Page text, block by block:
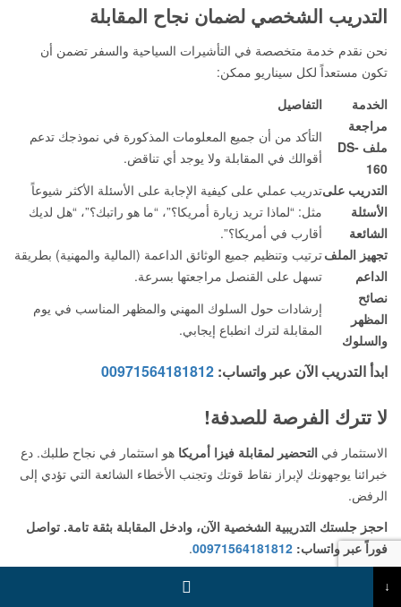
التدريب الشخصي لضمان نجاح المقابلة
نحن نقدم خدمة متخصصة في التأشيرات السياحية والسفر تضمن أن
تكون مستعداً لكل سيناريو ممكن:
الخدمة
التفاصيل
مراجعة
ملف DS-
160
التأكد من أن جميع المعلومات المذكورة في نموذجك تدعم
أقوالك في المقابلة ولا يوجد أي تناقض.
التدريب على
الأسئلة
الشائعة
تدريب عملي على كيفية الإجابة على الأسئلة الأكثر شيوعاً
مثل: “لماذا تريد زيارة أمريكا؟”، “ما هو راتبك؟”، “هل لديك
أقارب في أمريكا؟”.
تجهيز الملف
الداعم
ترتيب وتنظيم جميع الوثائق الداعمة (المالية والمهنية) بطريقة
تسهل على القنصل مراجعتها بسرعة.
نصائح
المظهر
والسلوك
إرشادات حول السلوك المهني والمظهر المناسب في يوم
المقابلة لترك انطباع إيجابي.
ابدأ التدريب الآن عبر واتساب: 00971564181812
لا تترك الفرصة للصدفة!
الاستثمار في التحضير لمقابلة فيزا أمريكا هو استثمار في نجاح طلبك. دع
خبرائنا يوجهونك لإبراز نقاط قوتك وتجنب الأخطاء الشائعة التي تؤدي إلى
الرفض.
احجز جلستك التدريبية الشخصية الآن، وادخل المقابلة بثقة تامة. تواصل
فوراً عبر واتساب: 00971564181812
.
اتصل بنا للاستفسار راسلنا عبر الواتساب. ↓